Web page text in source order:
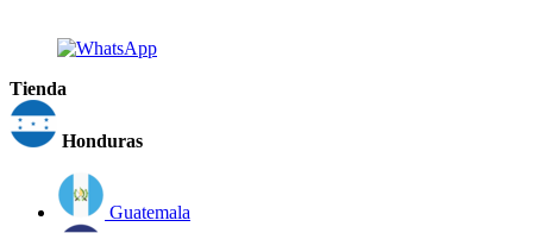
Tienda
Honduras
Guatemala